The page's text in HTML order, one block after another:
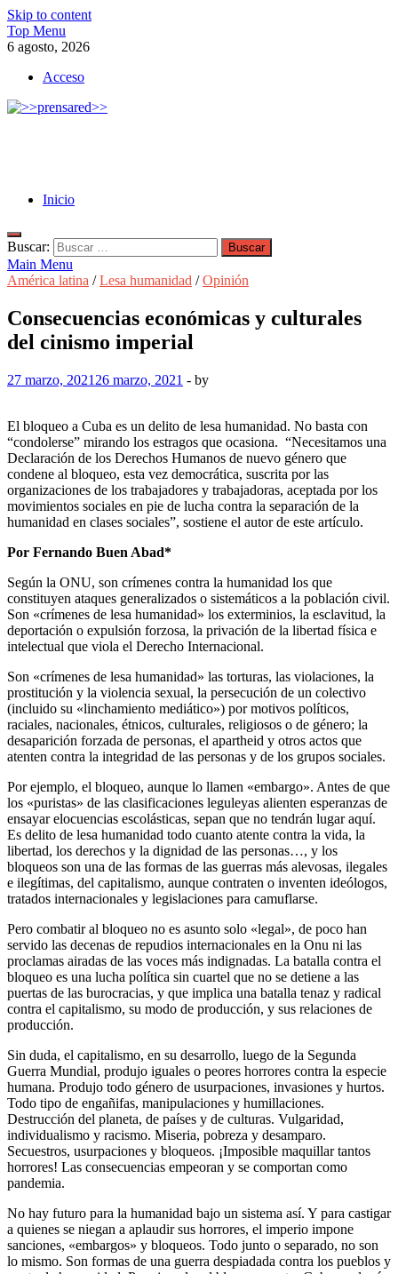
Skip to content
Top Menu
6 agosto, 2026
Acceso
Inicio
Buscar:
Main Menu
América latina /Lesa humanidad /Opinión
Consecuencias económicas y culturales
del cinismo imperial
27 marzo, 2021 26 marzo, 2021 - by
El bloqueo a Cuba es un delito de lesa humanidad. No basta con
“condolerse” mirando los estragos que ocasiona. “Necesitamos una
Declaración de los Derechos Humanos de nuevo género que
condene al bloqueo, esta vez democrática, suscrita por las
organizaciones de los trabajadores y trabajadoras, aceptada por los
movimientos sociales en pie de lucha contra la separación de la
humanidad en clases sociales”, sostiene el autor de este artículo.
Por Fernando Buen Abad*
Según la ONU, son crímenes contra la humanidad los que
constituyen ataques generalizados o sistemáticos a la población civil.
Son «crímenes de lesa humanidad» los exterminios, la esclavitud, la
deportación o expulsión forzosa, la privación de la libertad física e
intelectual que viola el Derecho Internacional.
Son «crímenes de lesa humanidad» las torturas, las violaciones, la
prostitución y la violencia sexual, la persecución de un colectivo
(incluido su «linchamiento mediático») por motivos políticos,
raciales, nacionales, étnicos, culturales, religiosos o de género; la
desaparición forzada de personas, el apartheid y otros actos que
atenten contra la integridad de las personas y de los grupos sociales.
Por ejemplo, el bloqueo, aunque lo llamen «embargo». Antes de que
los «puristas» de las clasificaciones leguleyas alienten esperanzas de
ensayar elocuencias escolásticas, sepan que no tendrán lugar aquí.
Es delito de lesa humanidad todo cuanto atente contra la vida, la
libertad, los derechos y la dignidad de las personas…, y los
bloqueos son una de las formas de las guerras más alevosas, ilegales
e ilegítimas, del capitalismo, aunque contraten o inventen ideólogos,
tratados internacionales y legislaciones para camuflarse.
Pero combatir al bloqueo no es asunto solo «legal», de poco han
servido las decenas de repudios internacionales en la Onu ni las
proclamas airadas de las voces más indignadas. La batalla contra el
bloqueo es una lucha política sin cuartel que no se detiene a las
puertas de las burocracias, y que implica una batalla tenaz y radical
contra el capitalismo, su modo de producción, y sus relaciones de
producción.
Sin duda, el capitalismo, en su desarrollo, luego de la Segunda
Guerra Mundial, produjo iguales o peores horrores contra la especie
humana. Produjo todo género de usurpaciones, invasiones y hurtos.
Todo tipo de engañifas, manipulaciones y humillaciones.
Destrucción del planeta, de países y de culturas. Vulgaridad,
individualismo y racismo. Miseria, pobreza y desamparo.
Secuestros, usurpaciones y bloqueos. ¡Imposible maquillar tantos
horrores! Las consecuencias empeoran y se comportan como
pandemia.
No hay futuro para la humanidad bajo un sistema así. Y para castigar
a quienes se niegan a aplaudir sus horrores, el imperio impone
sanciones, «embargos» y bloqueos. Todo junto o separado, no son
lo mismo. Son formas de una guerra despiadada contra los pueblos y